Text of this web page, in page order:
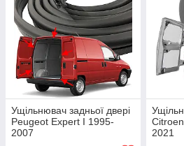
Ущільнювач задньої двері
Peugeot Expert I 1995-
2007
2021